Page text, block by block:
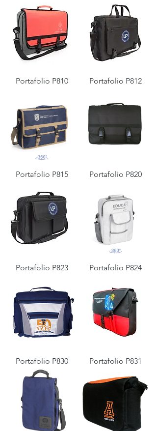
Portafolio P810 Portafolio P812
Portafolio P815 Portafolio P820
Portafolio P823 Portafolio P824
Portafolio P830 Portafolio P831